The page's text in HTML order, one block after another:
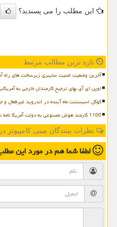
این مطلب را می پسندید؟
تازه ترین مطالب مرتبط
آخرین وضعیت امنیت سایبری زیرساخت های راه
اوپن ای آی بهای ترجیح کارمندان خارجی به
گوگل اسیستنت ماه آینده در اندروید غیرفعال
1100 کارمند هوش مصنوعی به دولت آمریکا نامه نوشتند
نظرات بینندگان مینی
لطفا شما همدر مورد این